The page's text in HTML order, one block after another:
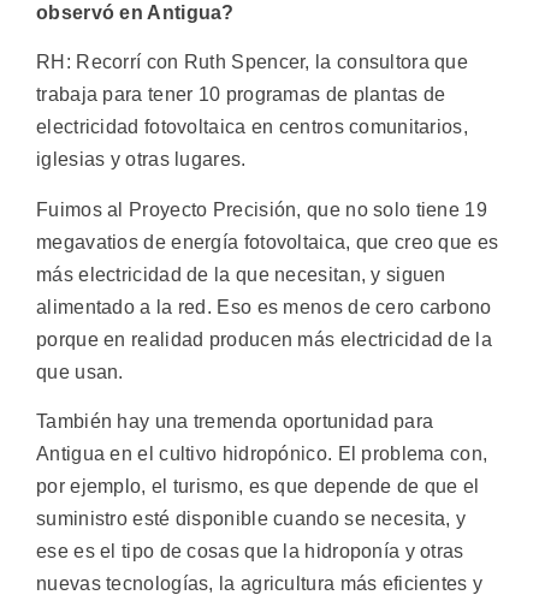
observó en Antigua?
RH: Recorrí con Ruth Spencer, la consultora que
trabaja para tener 10 programas de plantas de
electricidad fotovoltaica en centros comunitarios,
iglesias y otras lugares.
Fuimos al Proyecto Precisión, que no solo tiene 19
megavatios de energía fotovoltaica, que creo que es
más electricidad de la que necesitan, y siguen
alimentado a la red. Eso es menos de cero carbono
porque en realidad producen más electricidad de la
que usan.
También hay una tremenda oportunidad para
Antigua en el cultivo hidropónico. El problema con,
por ejemplo, el turismo, es que depende de que el
suministro esté disponible cuando se necesita, y
ese es el tipo de cosas que la hidroponía y otras
nuevas tecnologías, la agricultura más eficientes y